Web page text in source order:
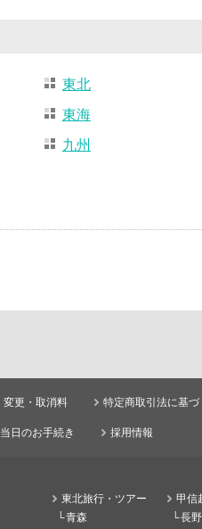
東北
東海
九州
変更・取消料 特定商取引法に基づ
日のお手続き 採用情報
東北旅行・ツアー
青森
甲信
長野